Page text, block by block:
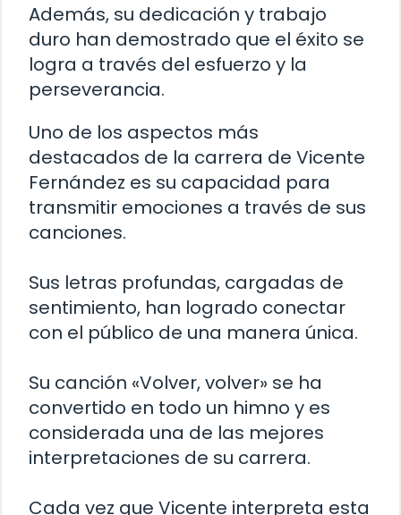
Además, su dedicación y trabajo
duro han demostrado que el éxito se
logra a través del esfuerzo y la
perseverancia.
Uno de los aspectos más
destacados de la carrera de Vicente
Fernández es su capacidad para
transmitir emociones a través de sus
canciones.
Sus letras profundas, cargadas de
sentimiento, han logrado conectar
con el público de una manera única.
Su canción «Volver, volver» se ha
convertido en todo un himno y es
considerada una de las mejores
interpretaciones de su carrera.
Cada vez que Vicente interpreta esta